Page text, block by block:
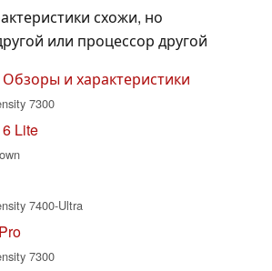
схожи, но
или процессор другой
и характеристики
7300
Lite
7400-Ultra
7300